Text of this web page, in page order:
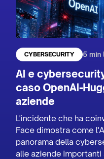
CYBERSECURITY 5 min
AI e
caso OpenAI-
aziende
L'incidente che ha
Face dimostra come
panorama della
alle aziende